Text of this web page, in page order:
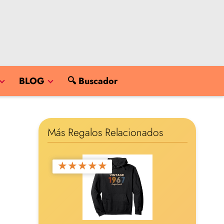
BLOG 🔍 Buscador
Más Regalos Relacionados
★★★★★